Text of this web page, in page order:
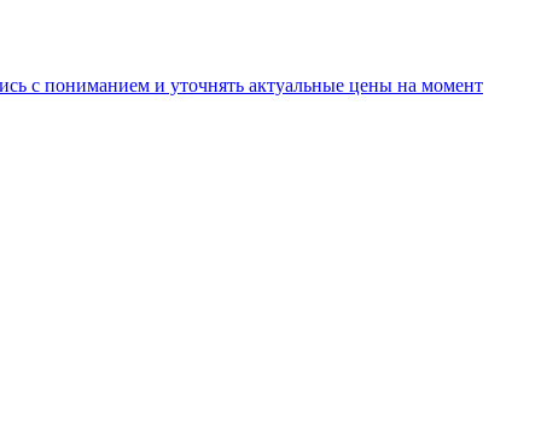
с пониманием и уточнять актуальные цены на момент